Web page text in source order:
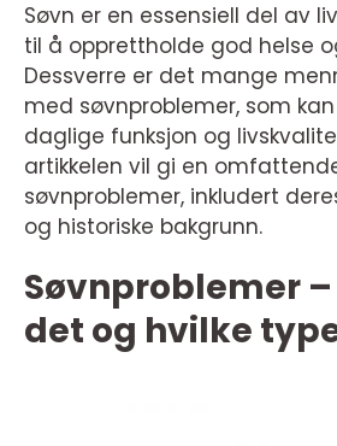
Søvn er en essensiell del av
til å opprettholde god helse
Dessverre er det mange
med søvnproblemer, som
daglige funksjon og
artikkelen vil gi en
søvnproblemer, inkludert
og historiske bakgrunn.
Søvnproblemer
det og hvilke